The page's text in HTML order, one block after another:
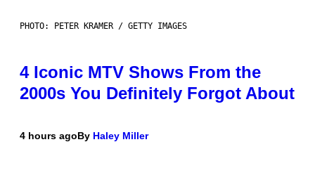
PHOTO: PETER KRAMER / GETTY IMAGES
4 Iconic MTV Shows From the
2000s You Definitely Forgot About
4 hours agoBy Haley Miller